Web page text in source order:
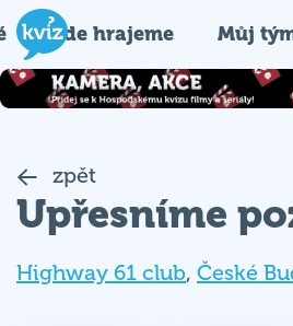
Kde hrajeme Můj
zpět
Upřesníme
Highway 61 club, České